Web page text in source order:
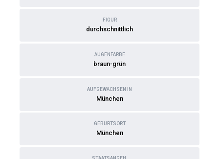
FIGUR
durchschnittlich
AUGENFARBE
braun-grün
AUFGEWACHSEN IN
München
GEBURTSORT
München